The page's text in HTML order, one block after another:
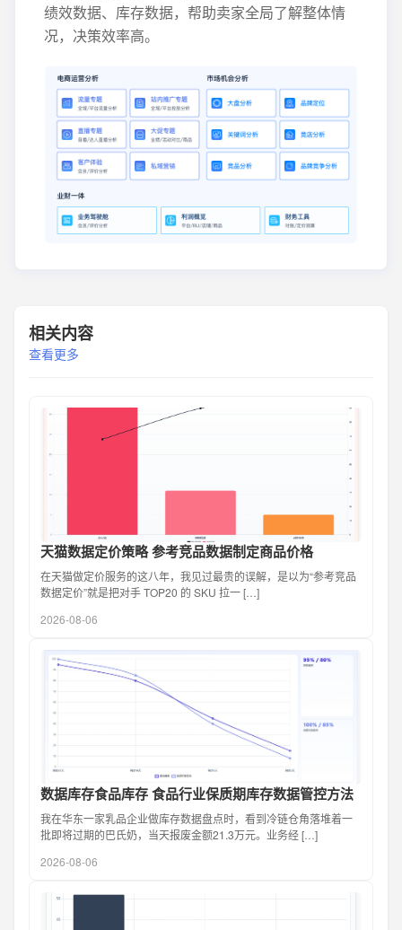
绩效数据、库存数据，帮助卖家全局了解整体情
况，决策效率高。
相关内容
查看更多
天猫数据定价策略 参考竞品数据制定商品价格
在天猫做定价服务的这八年，我见过最贵的误解，是以为“参考竞品
数据定价”就是把对手 TOP20 的 SKU 拉一 […]
2026-08-06
数据库存食品库存 食品行业保质期库存数据管控方法
我在华东一家乳品企业做库存数据盘点时，看到冷链仓角落堆着一
批即将过期的巴氏奶，当天报废金额21.3万元。业务经 […]
2026-08-06